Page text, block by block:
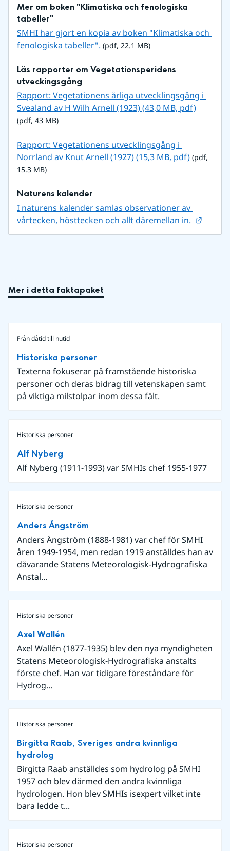
Mer om boken "Klimatiska och fenologiska
tabeller"
SMHI har gjort en kopia av boken "Klimatiska och
fenologiska tabeller". pdf, 22.1 MB.
(pdf, 22.1 MB)
Läs rapporter om Vegetationsperidens
utveckingsgång
Rapport: Vegetationens årliga utvecklingsgång i
Svealand av H Wilh Arnell (1923) (43,0 MB, pdf)pdf, 43
(pdf, 43 MB)
Rapport: Vegetationens utvecklingsgång i
Norrland av Knut Arnell (1927) (15,3 MB, pdf)pdf, 15.3
(pdf,
15.3 MB)
Naturens kalender
I naturens kalender samlas observationer av
vårtecken, hösttecken och allt däremellan in.
Mer i detta faktapaket
Från dåtid till nutid
Historiska personer
Texterna fokuserar på framstående historiska
personer och deras bidrag till vetenskapen samt
på viktiga milstolpar inom dessa fält.
Historiska personer
Alf Nyberg
Alf Nyberg (1911-1993) var SMHIs chef 1955-1977
Historiska personer
Anders Ångström
Anders Ångström (1888-1981) var chef för SMHI
åren 1949-1954, men redan 1919 anställdes han av
dåvarande Statens Meteorologisk-Hydrografiska
Anstal...
Historiska personer
Axel Wallén
Axel Wallén (1877-1935) blev den nya myndigheten
Statens Meteorologisk-Hydrografiska anstalts
förste chef. Han var tidigare föreståndare för
Hydrog...
Historiska personer
Birgitta Raab, Sveriges andra kvinnliga
hydrolog
Birgitta Raab anställdes som hydrolog på SMHI
1957 och blev därmed den andra kvinnliga
hydrologen. Hon blev SMHIs isexpert vilket inte
bara ledde t...
Historiska personer